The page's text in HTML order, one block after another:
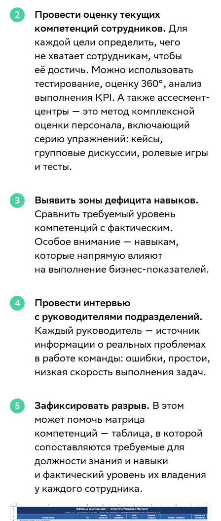
Провести оценку текущих
компетенций сотрудников. Для
каждой цели определить, чего
не хватает сотрудникам, чтобы
её достичь. Можно использовать
тестирование, оценку 360°, анализ
выполнения KPI. А также ассесмент-
центры — это метод комплексной
оценки персонала, включающий
серию упражнений: кейсы,
групповые дискуссии, ролевые игры
и тесты.
Выявить зоны дефицита навыков.
Сравнить требуемый уровень
компетенций с фактическим.
Особое внимание — навыкам,
которые напрямую влияют
на выполнение бизнес-показателей.
Провести интервью
с руководителями подразделений.
Каждый руководитель — источник
информации о реальных проблемах
в работе команды: ошибки, простои,
низкая скорость выполнения задач.
Зафиксировать разрыв. В этом
может помочь матрица
компетенций — таблица, в которой
сопоставляются требуемые для
должности знания и навыки
и фактический уровень их владения
у каждого сотрудника.